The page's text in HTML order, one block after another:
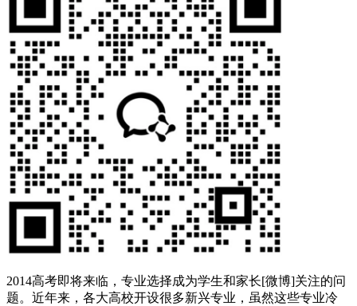
2014高考即将来临，专业选择成为学生和家长[微博]关注的问
题。近年来，各大高校开设很多新兴专业，虽然这些专业冷